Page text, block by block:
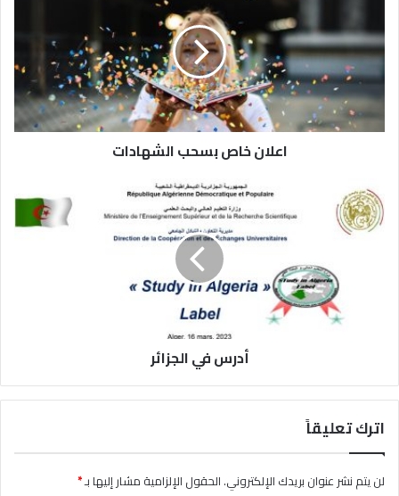
اعلان خاص بسحب الشهادات
أدرس في الجزائر
اترك تعليقاً
لن يتم نشر عنوان بريدك الإلكتروني.الحقول الإلزامية مشار إليها بـ*